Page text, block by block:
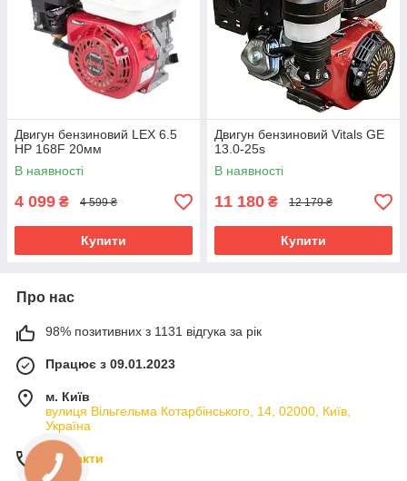
Двигун бензиновий LEX 6.5
HP 168F 20мм
В наявності
4 099 ₴ 4 599 ₴
Купити
Двигун бензиновий Vitals GE
13.0-25s
В наявності
11 180 ₴ 12 179 ₴
Купити
Про нас
98% позитивних з 1131 відгука за рік
Працює з 09.01.2023
м. Київ
вулиця Вільгельма Котарбінського, 14, 02000, Київ,
Україна
Контакти